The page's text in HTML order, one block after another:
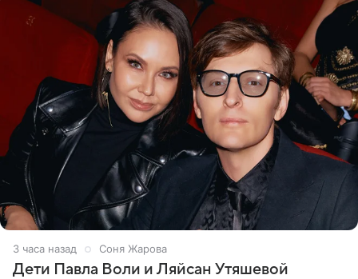
3 часа назад Соня Жарова
Дети Павла Воли и Ляйсан Утяшевой